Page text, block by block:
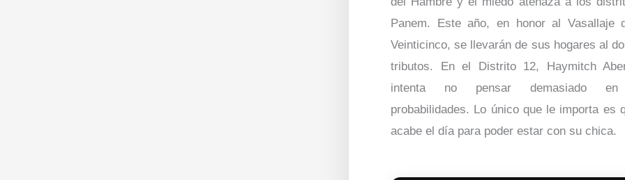
Panem. Este año, en honor al Vasallaje
Veinticinco, se llevarán de sus hogares al
tributos. En el Distrito 12, Haymitch
intenta no pensar demasiado
probabilidades. Lo único que le importa es
acabe el día para poder estar con su chica.